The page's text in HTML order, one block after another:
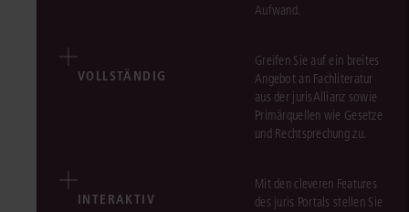
Aufwand.
VOLLSTÄNDIG
Greifen Sie auf ein breites
Angebot an Fachliteratur
aus der jurisAllianz sowie
Primärquellen wie Gesetze
und Rechtsprechung zu.
INTERAKTIV
Mit den cleveren Features
des juris Portals stellen Sie